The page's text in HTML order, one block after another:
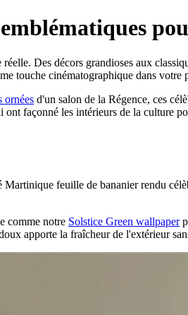
Des décors grandioses aux
touche cinématographique dans votre
ornées d'un salon de la Régence, ces
façonné les intérieurs de la culture
Martinique feuille de bananier rendu
comme notre Solstice Green wallpaper
apporte la fraîcheur de l'extérieur